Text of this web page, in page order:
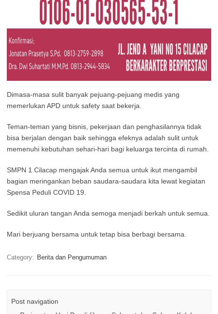
Dimasa-masa sulit banyak pejuang-pejuang medis yang
memerlukan APD untuk safety saat bekerja.
Teman-teman yang bisnis, pekerjaan dan penghasilannya tidak
bisa berjalan dengan baik sehingga efeknya adalah sulit untuk
memenuhi kebutuhan sehari-hari bagi keluarga tercinta di rumah.
SMPN 1 Cilacap mengajak Anda semua untuk ikut mengambil
bagian meringankan beban saudara-saudara kita lewat kegiatan
Spensa Peduli COVID 19.
Sedikit uluran tangan Anda semoga menjadi berkah untuk semua.
Mari berjuang bersama untuk tetap bisa berbagi bersama.
Category: Berita dan Pengumuman
Post navigation